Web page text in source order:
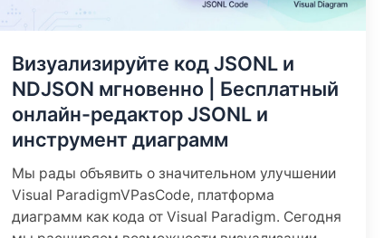
Визуализируйте код JSONL и
NDJSON мгновенно | Бесплатный
онлайн-редактор JSONL и
инструмент диаграмм
Мы рады объявить о значительном улучшении
Visual ParadigmVPasCode, платформа
диаграмм как кода от Visual Paradigm. Сегодня